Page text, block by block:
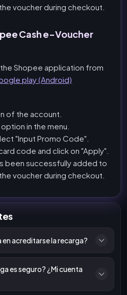
voucher during checkout.
Cash e-Voucher
Shopee application from
play (Android)
of the account.
in the menu.
"Input Promo Code".
code and click on "Apply".
been successfully added to
voucher during checkout.
acreditarse la recarga?
es seguro? ¿Mi cuenta